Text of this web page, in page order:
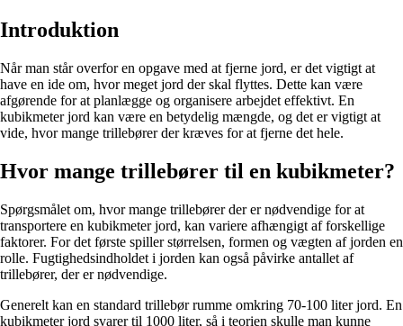
Introduktion
Når man står overfor en opgave med at fjerne jord, er det vigtigt at
have en ide om, hvor meget jord der skal flyttes. Dette kan være
afgørende for at planlægge og organisere arbejdet effektivt. En
kubikmeter jord kan være en betydelig mængde, og det er vigtigt at
vide, hvor mange trillebører der kræves for at fjerne det hele.
Hvor mange trillebører til en kubikmeter?
Spørgsmålet om, hvor mange trillebører der er nødvendige for at
transportere en kubikmeter jord, kan variere afhængigt af forskellige
faktorer. For det første spiller størrelsen, formen og vægten af jorden en
rolle. Fugtighedsindholdet i jorden kan også påvirke antallet af
trillebører, der er nødvendige.
Generelt kan en standard trillebør rumme omkring 70-100 liter jord. En
kubikmeter jord svarer til 1000 liter, så i teorien skulle man kunne